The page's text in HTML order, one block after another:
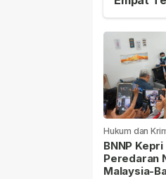
Hukum dan
lalu
BNNP
Peredaran
Malaysia-